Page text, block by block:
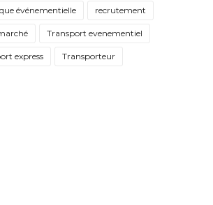
événementielle recrutement
Transport evenementiel
express Transporteur